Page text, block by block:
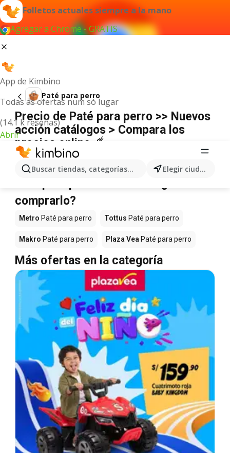
Folletos actuales siempre a la mano
Agregar a Chrome - GRATIS
App de Kimbino
Todas as ofertas num só lugar
(14.1 k reseñas)
Abrir
Buscar tiendas, categorías, productos... Elegir ciudad
Paté para perro
Precio de Paté para perro >> Nuevos
acción catálogos > Compara los
precios online ☄️
No hemos encontrado resultados para este
término.
comprarlo?
Metro Paté para perro Tottus Paté para perro
Makro Paté para perro Plaza Vea Paté para perro
Más ofertas en la categoría